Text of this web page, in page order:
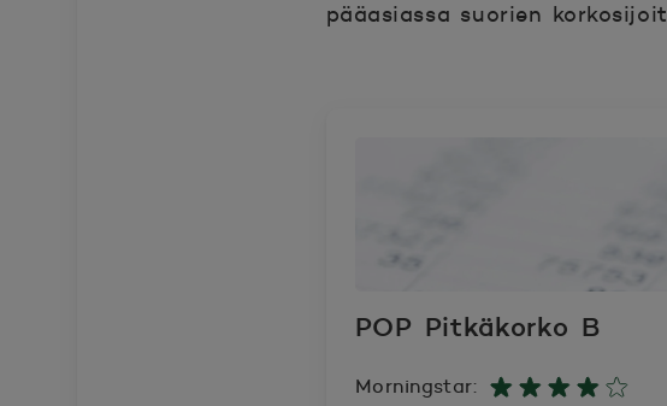
pääasiassa suorien
POP Pitkäkorko B
Morningstar: